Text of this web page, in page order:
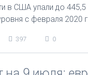
в США упали до 445,5
с февраля 2020
397 0